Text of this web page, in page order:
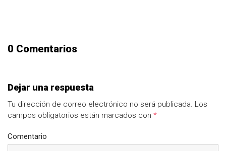
0 Comentarios
Dejar una respuesta
Tu dirección de correo electrónico no será publicada. Los
campos obligatorios están marcados con *
Comentario